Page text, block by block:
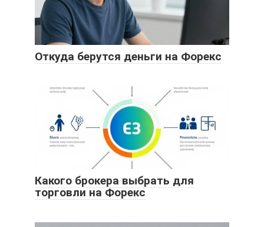
Откуда берутся деньги на Форекс
Какого брокера выбрать для
торговли на Форекс